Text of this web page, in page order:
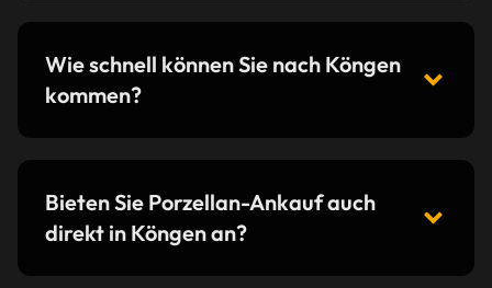
Wie schnell können Sie nach Köngen
kommen?
Bieten Sie Porzellan-Ankauf auch
direkt in Köngen an?